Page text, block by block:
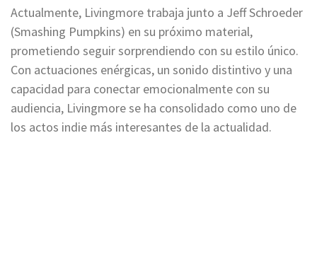
Actualmente, Livingmore trabaja junto a Jeff Schroeder
(Smashing Pumpkins) en su próximo material,
prometiendo seguir sorprendiendo con su estilo único.
Con actuaciones enérgicas, un sonido distintivo y una
capacidad para conectar emocionalmente con su
audiencia, Livingmore se ha consolidado como uno de
los actos indie más interesantes de la actualidad.